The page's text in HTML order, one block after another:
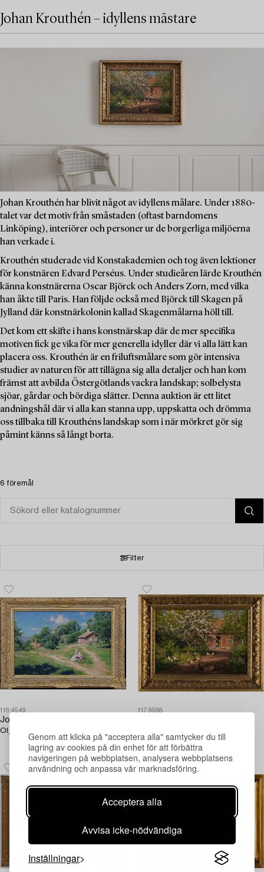
Genom att klicka på "acceptera alla" samtycker du till
lagring av cookies på din enhet för att förbättra
navigeringen på webbplatsen, analysera webbplatsens
användning och anpassa vår marknadsföring.
Acceptera alla
Avvisa icke-nödvändiga
Inställningar
Johan Krouthén – idyllens mästare
Johan Krouthén har blivit något av idyllens målare. Under 1880-
talet var det motiv från småstaden (oftast barndomens
Linköping), interiörer och personer ur de borgerliga miljöerna
han verkade i.
Krouthén studerade vid Konstakademien och tog även lektioner
för konstnären Edvard Perséus. Under studieåren lärde Krouthén
känna konstnärerna Oscar Björck och Anders Zorn, med vilka
han åkte till Paris. Han följde också med Björck till Skagen på
Jylland där konstnärkolonin kallad Skagenmålarna höll till.
Det kom ett skifte i hans konstnärskap där de mer specifika
motiven fick ge vika för mer generella idyller där vi alla lätt kan
placera oss. Krouthén är en friluftsmålare som gör intensiva
studier av naturen för att tillägna sig alla detaljer och han kom
främst att avbilda Östergötlands vackra landskap; solbelysta
sjöar, gårdar och bördiga slätter. Denna auktion är ett litet
andningshål där vi alla kan stanna upp, uppskatta och drömma
oss tillbaka till Krouthéns landskap som i när mörkret gör sig
påmint känns så långt borta.
6 föremål
Filter
1184549
Johan Krouthén
Olja på duk, signerad 1910.
1179598
Krouthén och daterad 1907.